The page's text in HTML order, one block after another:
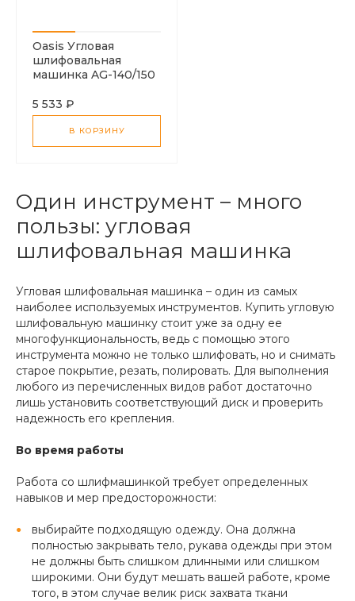
Oasis Угловая
шлифовальная
машинка AG-140/150
5 533 ₽
В КОРЗИНУ
Один инструмент – много
пользы: угловая
шлифовальная машинка
Угловая шлифовальная машинка – один из самых
наиболее используемых инструментов. Купить угловую
шлифовальную машинку стоит уже за одну ее
многофункциональность, ведь с помощью этого
инструмента можно не только шлифовать, но и снимать
старое покрытие, резать, полировать. Для выполнения
любого из перечисленных видов работ достаточно
лишь установить соответствующий диск и проверить
надежность его крепления.
Во время работы
Работа со шлифмашинкой требует определенных
навыков и мер предосторожности:
выбирайте подходящую одежду. Она должна
полностью закрывать тело, рукава одежды при этом
не должны быть слишком длинными или слишком
широкими. Они будут мешать вашей работе, кроме
того, в этом случае велик риск захвата ткани